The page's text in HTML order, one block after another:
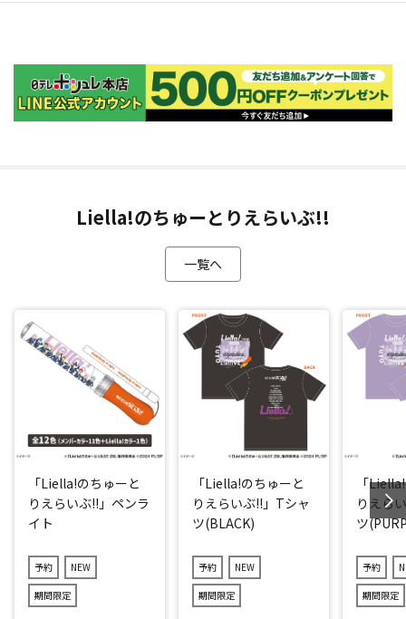
Liella!のちゅーとりえらいぶ!!
一覧へ
「Liella!のちゅーと
りえらいぶ!!」ペンラ
イト
予約 NEW
期間限定
「Liella!のちゅーと
りえらいぶ!!」Tシャ
ツ(BLACK)
予約 NEW
期間限定
「
りえら
ツ
予約
期間限定